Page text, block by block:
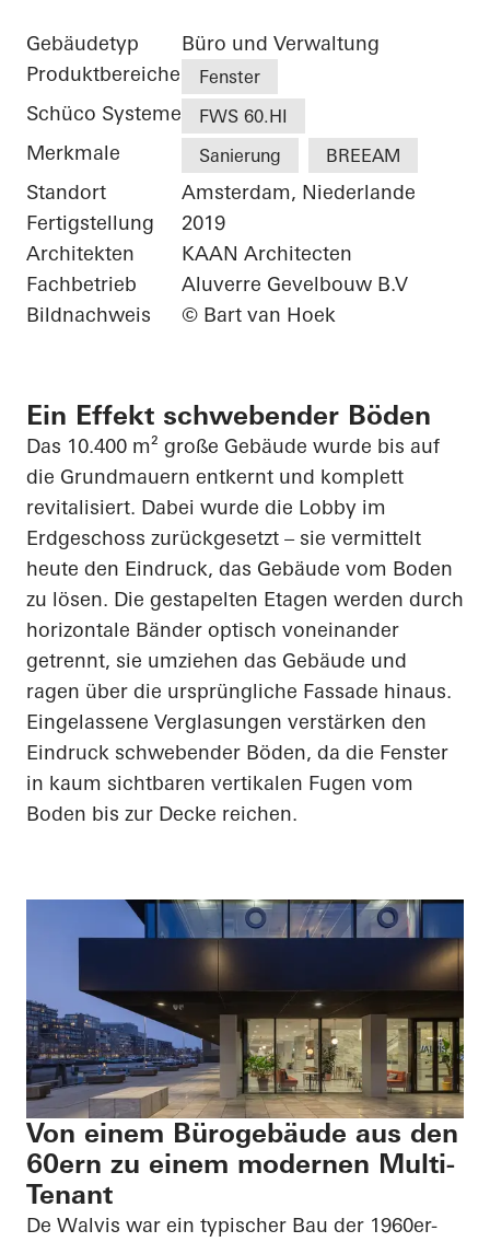
Gebäudetyp
Büro und Verwaltung
Produktbereiche
Fenster
Schüco Systeme FWS 60.HI
Merkmale Sanierung BREEAM
Standort
Amsterdam, Niederlande
Fertigstellung
2019
Architekten
KAAN Architecten
Fachbetrieb
Aluverre Gevelbouw B.V
Bildnachweis
© Bart van Hoek
Ein Effekt schwebender Böden
Das 10.400 m² große Gebäude wurde bis auf
die Grundmauern entkernt und komplett
revitalisiert. Dabei wurde die Lobby im
Erdgeschoss zurückgesetzt – sie vermittelt
heute den Eindruck, das Gebäude vom Boden
zu lösen. Die gestapelten Etagen werden durch
horizontale Bänder optisch voneinander
getrennt, sie umziehen das Gebäude und
ragen über die ursprüngliche Fassade hinaus.
Eingelassene Verglasungen verstärken den
Eindruck schwebender Böden, da die Fenster
in kaum sichtbaren vertikalen Fugen vom
Boden bis zur Decke reichen.
Von einem Bürogebäude aus den
60ern zu einem modernen Multi-
Tenant
De Walvis war ein typischer Bau der 1960er-